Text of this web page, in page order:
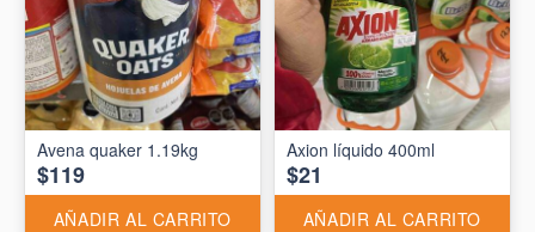
Avena quaker 1.19kg
$119
AÑADIR AL CARRITO
Axion líquido 400ml
$21
AÑADIR AL CARRITO